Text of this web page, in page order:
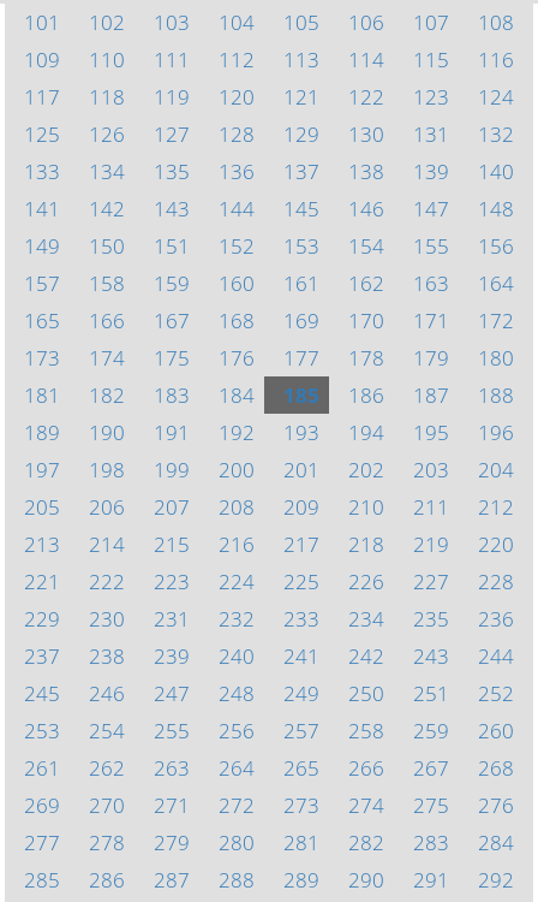
101
102 103 104 105 106 107
108
109
110 111 112 113 114 115
116
117
118 119 120 121 122 123
124
125
126 127 128 129 130 131
132
133
134 135 136 137 138 139
140
141
142 143 144 145 146 147
148
149
150 151 152 153 154 155
156
157
158 159 160 161 162 163
164
165
166 167 168 169 170 171
172
173
174 175 176 177 178 179
180
181
182 183 184 185 186 187
188
189
190 191 192 193 194 195
196
197
198 199 200 201 202 203
204
205
206 207 208 209 210 211
212
213
214 215 216 217 218 219
220
221
222 223 224 225 226 227
228
229
230 231 232 233 234 235
236
237
238 239 240 241 242 243
244
245
246 247 248 249 250 251
252
253
254 255 256 257 258 259
260
261
262 263 264 265 266 267
268
269
270 271 272 273 274 275
276
277
278 279 280 281 282 283
284
285
286 287 288 289 290 291
292